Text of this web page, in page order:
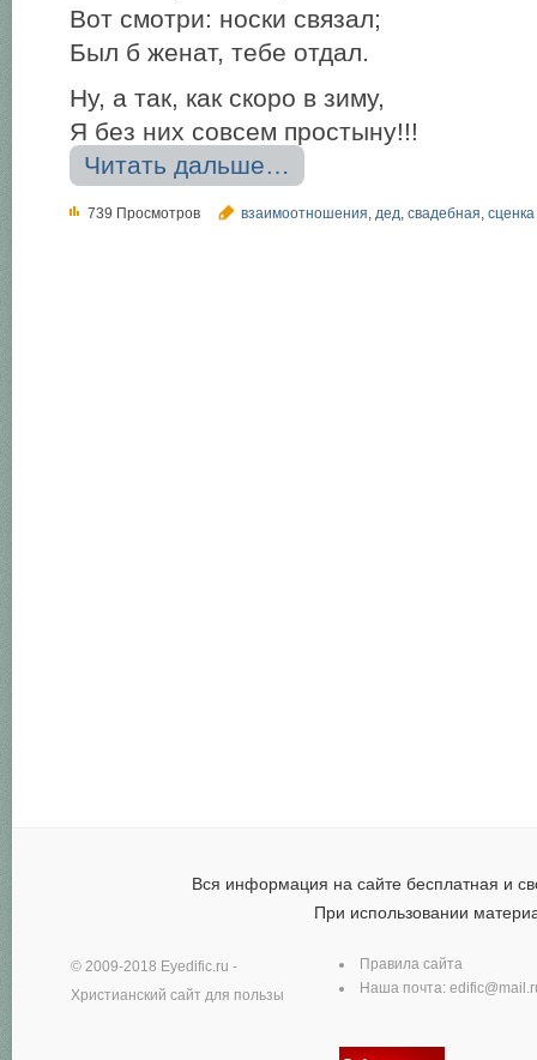
Вот смотри: носки связал;
Был б женат, тебе отдал.
Ну, а так, как скоро в зиму,
Я без них совсем простыну!!!
Читать дальше…
739 Просмотров взаимоотношения, дед, свадебная, сценка
Вся информация на сайте бесплатная и
При использовании
© 2009-2018 Eyedific.ru -
Христианский сайт для пользы
Правила сайта
Наша почта: